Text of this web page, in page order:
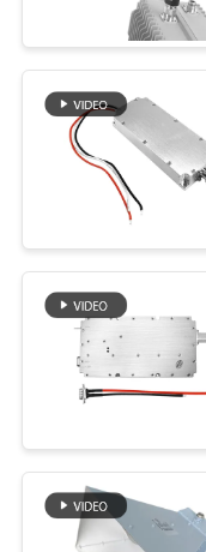
DU
SITE
PRIVACY
POLICY
large